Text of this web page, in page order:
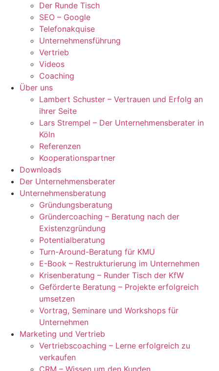
Der Runde Tisch
SEO – Google
Telefonakquise
Unternehmensführung
Vertrieb
Videos
Coaching
Über uns
Lambert Schuster – Vertrauen und Erfolg an
ihrer Seite
Lars Strempel – Der Unternehmensberater in
Köln
Referenzen
Kooperationspartner
Downloads
Der Unternehmensberater
Unternehmensberatung
Gründungsberatung
Gründercoaching – Beratung nach der
Existenzgründung
Potentialberatung
Turn-Around-Beratung für KMU
E-Book – Restrukturierung im Unternehmen
Krisenberatung – Runder Tisch der KfW
Geförderte Beratung – Projekte erfolgreich
umsetzen
Vortrag, Seminare und Workshops für
Unternehmen
Marketing und Vertrieb
Vertriebscoaching – Lerne erfolgreich zu
verkaufen
CRM – Wissen um den Kunden